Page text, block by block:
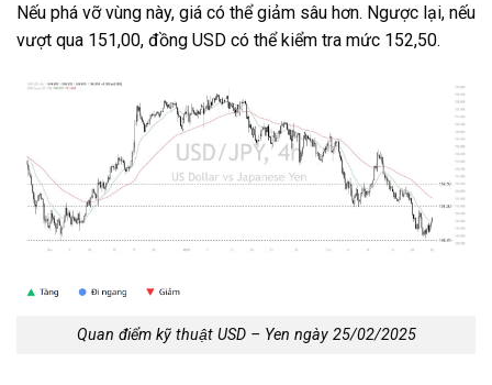
Nếu phá vỡ vùng này, giá có thể giảm sâu hơn. Ngược lại, nếu
vượt qua 151,00, đồng USD có thể kiểm tra mức 152,50.
Quan điểm kỹ thuật USD – Yen ngày 25/02/2025